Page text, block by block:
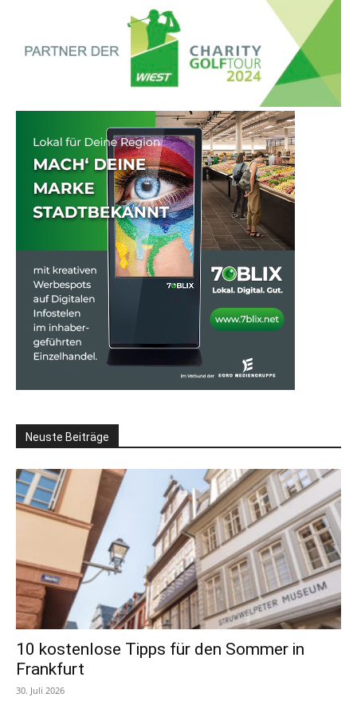
Neuste Beiträge
10 kostenlose Tipps für den Sommer in
Frankfurt
30. Juli 2026